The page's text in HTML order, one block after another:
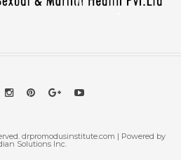
drpromodusinstitute.com | Powered by
Solutions Inc.